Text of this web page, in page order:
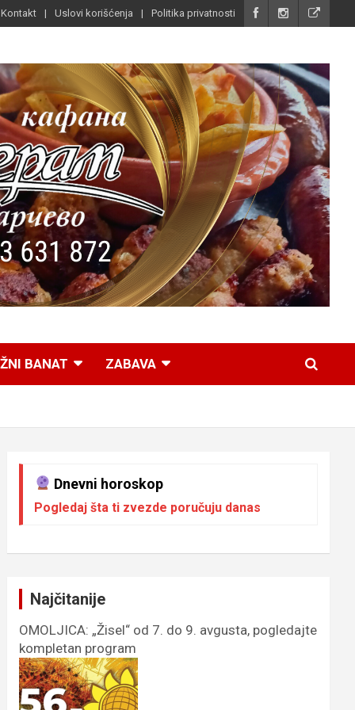
Kontakt Uslovi korišćenja Politika privatnosti
BANAT ZABAVA
Dnevni horoskop
Pogledaj šta ti zvezde poručuju danas
Najčitanije
OMOLJICA: „Žisel“ od 7. do 9. avgusta, pogledajte
kompletan program